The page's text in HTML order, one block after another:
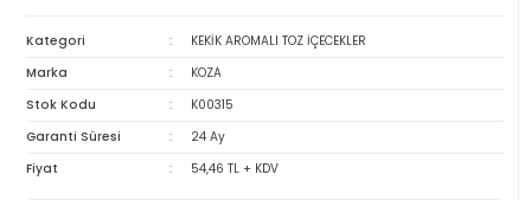
Kategori
KEKİK AROMALI TOZ İÇECEKLER
Marka
KOZA
Stok Kodu
K00315
Garanti Süresi
24 Ay
Fiyat
54,46 TL + KDV